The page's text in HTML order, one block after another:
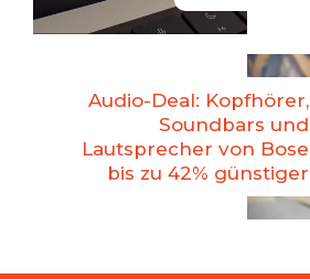
Audio-Deal: Kopfhörer,
Soundbars und
Lautsprecher von Bose
bis zu 42% günstiger